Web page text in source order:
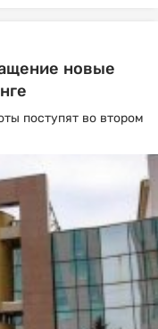
новые
поступят во втором